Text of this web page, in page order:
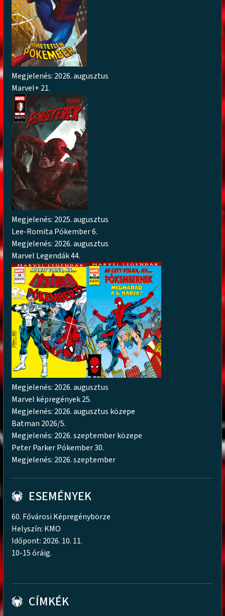
Megjelenés: 2026. augusztus
Marvel+ 21.
Megjelenés: 2025. augusztus
Lee-Romita Pókember 6.
Megjelenés: 2026. augusztus
Marvel Legendák 44.
Megjelenés: 2026. augusztus
Marvel képregények 25.
Megjelenés: 2026. augusztus közepe
Batman 2026/5.
Megjelenés: 2026. szeptember közepe
Peter Parker Pókember 30.
Megjelenés: 2026. szeptember
ESEMÉNYEK
60. Fővárosi Képregénybörze
Helyszín: KMO
Időpont: 2026. 10. 11.
10-15 óráig.
CÍMKÉK